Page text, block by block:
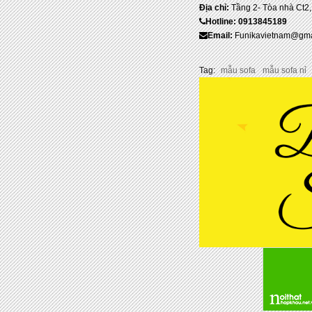
Địa chỉ:Tầng 2- Tòa nhà
Hotline: 0913845189
Email:
Tag: mẫu sofa mẫu sofa nỉ